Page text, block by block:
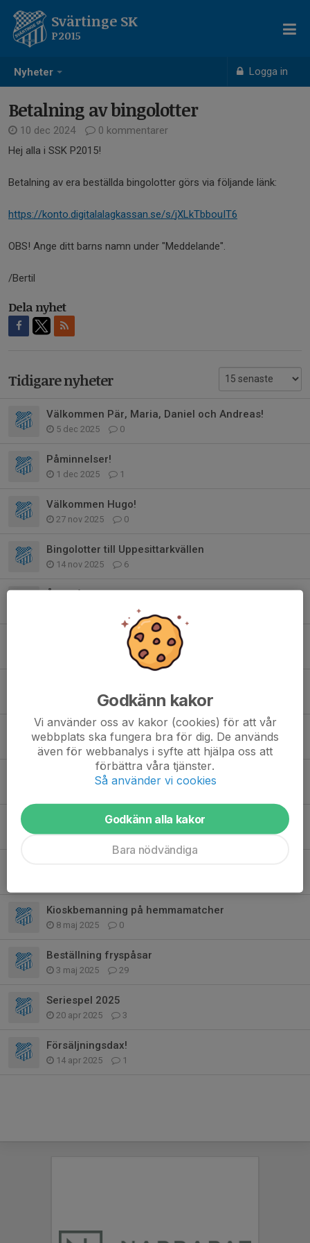
Nyheter Logga in
Svärtinge SK
P2015
Betalning av bingolotter
10 dec 2024
0 kommentarer
Hej alla i SSK P2015!
Betalning av era beställda bingolotter görs via följande länk:
https://konto.digitalalagkassan.se/s/jXLkTbbouIT6
OBS! Ange ditt barns namn under "Meddelande".
/Bertil
Dela nyhet
Tidigare nyheter
Välkommen Pär, Maria, Daniel och Andreas!
5 dec 2025 0
Påminnelser!
1 dec 2025 1
Välkommen Hugo!
27 nov 2025 0
Bingolotter till Uppesittarkvällen
14 nov 2025 6
Återstående matcher 2025
Träningar med IFK
0
26 jun 2025 2
Swisha för fryspåsar senast söndag
19 jun 2025 0
Upphittat efter cupen!
Hämta fryspåsar imorgon tisdag!
9 jun 2025 1
Kioskbemanning på hemmamatcher
8 maj 2025 0
Beställning fryspåsar
3 maj 2025 29
Seriespel 2025
20 apr 2025 3
Försäljningsdax!
14 apr 2025 1
Godkänn kakor
Vi använder oss av kakor (cookies) för att vår
webbplats ska fungera bra för dig. De används
även för webbanalys i syfte att hjälpa oss att
förbättra våra tjänster.
Så använder vi cookies
Godkänn alla kakor
Bara nödvändiga